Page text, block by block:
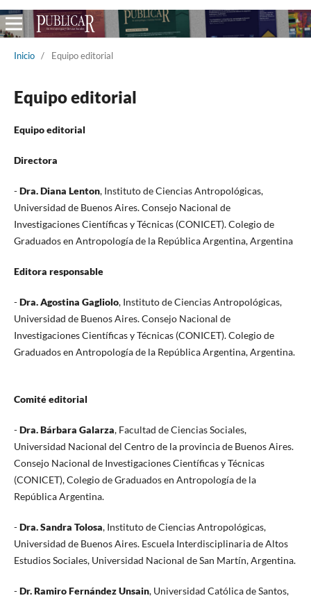
Inicio / Equipo editorial
Equipo editorial
Equipo editorial
Directora
-Dra. Diana Lenton, Instituto de Ciencias Antropológicas,
Universidad de Buenos Aires. Consejo Nacional de
Investigaciones Científicas y Técnicas (CONICET). Colegio de
Graduados en Antropología de la República Argentina, Argentina
Editora responsable
-Dra. Agostina Gagliolo, Instituto de Ciencias Antropológicas,
Universidad de Buenos Aires. Consejo Nacional de
Investigaciones Científicas y Técnicas (CONICET). Colegio de
Graduados en Antropología de la República Argentina, Argentina.
Comité editorial
-Dra.Bárbara Galarza, Facultad de Ciencias Sociales,
Universidad Nacional del Centro de la provincia de Buenos Aires.
Consejo Nacional de Investigaciones Científicas y Técnicas
(CONICET), Colegio de Graduados en Antropología de la
República Argentina.
-Dra.Sandra Tolosa, Instituto de Ciencias Antropológicas,
Universidad de Buenos Aires. Escuela Interdisciplinaria de Altos
Estudios Sociales, Universidad Nacional de San Martín, Argentina.
-Dr.Ramiro Fernández Unsain, Universidad Católica de Santos,